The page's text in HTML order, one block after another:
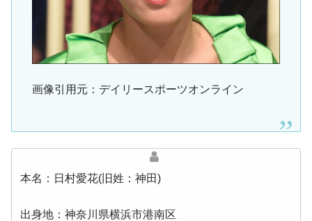
画像引用元：デイリースポーツオンライン
本名：日村愛花(旧姓：神田)
出身地：神奈川県横浜市港南区